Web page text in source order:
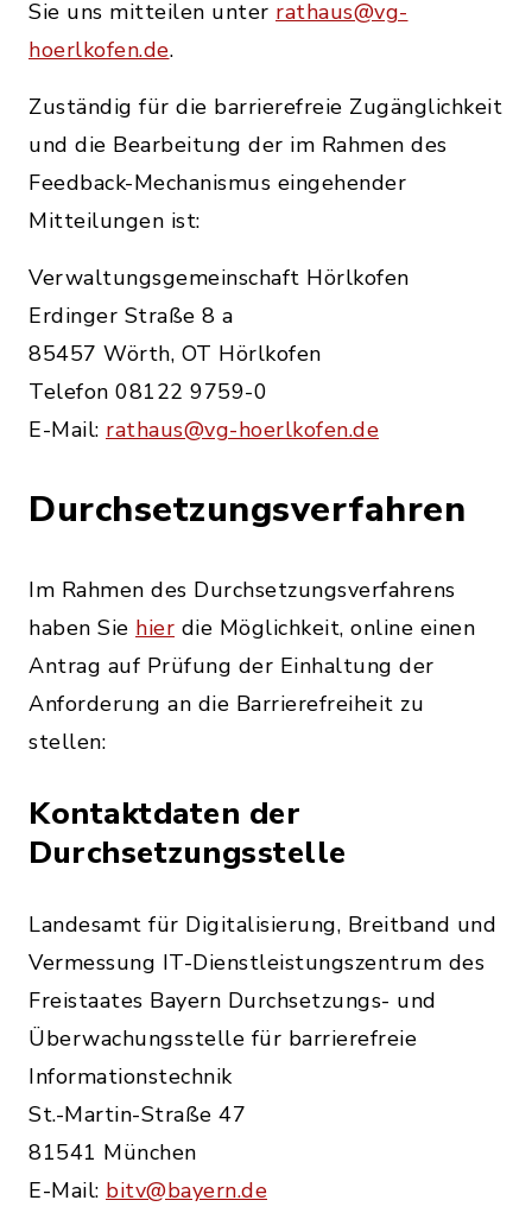
Sie uns mitteilen unter rathaus@vg-
hoerlkofen.de.
Zuständig für die barrierefreie Zugänglichkeit
und die Bearbeitung der im Rahmen des
Feedback-Mechanismus eingehender
Mitteilungen ist:
Verwaltungsgemeinschaft Hörlkofen
Erdinger Straße 8 a
85457 Wörth, OT Hörlkofen
Telefon 08122 9759-0
E-Mail: rathaus@vg-hoerlkofen.de
Durchsetzungsverfahren
Im Rahmen des Durchsetzungsverfahrens
haben Sie hier die Möglichkeit, online einen
Antrag auf Prüfung der Einhaltung der
Anforderung an die Barrierefreiheit zu
stellen:
Kontaktdaten der
Durchsetzungsstelle
Landesamt für Digitalisierung, Breitband und
Vermessung IT-Dienstleistungszentrum des
Freistaates Bayern Durchsetzungs- und
Überwachungsstelle für barrierefreie
Informationstechnik
St.-Martin-Straße 47
81541 München
E-Mail: bitv@bayern.de